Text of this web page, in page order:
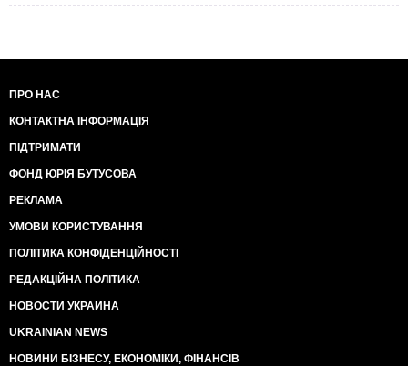
ПРО НАС
КОНТАКТНА ІНФОРМАЦІЯ
ПІДТРИМАТИ
ФОНД ЮРІЯ БУТУСОВА
РЕКЛАМА
УМОВИ КОРИСТУВАННЯ
ПОЛІТИКА КОНФІДЕНЦІЙНОСТІ
РЕДАКЦІЙНА ПОЛІТИКА
НОВОСТИ УКРАИНА
UKRAINIAN NEWS
НОВИНИ БІЗНЕСУ, ЕКОНОМІКИ, ФІНАНСІВ